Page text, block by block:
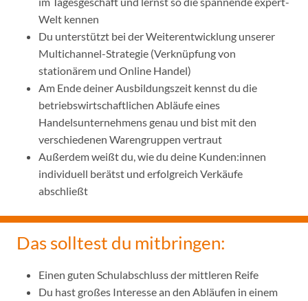
Welt kennen
Du unterstützt bei der Weiterentwicklung unserer
Multichannel-Strategie (Verknüpfung von
stationärem und Online Handel)
Am Ende deiner Ausbildungszeit kennst du die
betriebswirtschaftlichen Abläufe eines
Handelsunternehmens genau und bist mit den
verschiedenen Warengruppen vertraut
Außerdem weißt du, wie du deine Kunden:innen
individuell berätst und erfolgreich Verkäufe
abschließt
Das solltest du mitbringen:
Einen guten Schulabschluss der mittleren Reife
Du hast großes Interesse an den Abläufen in einem